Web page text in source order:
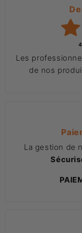
Les
de nos
La gestion de